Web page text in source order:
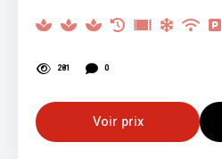
281 0
Voir prix